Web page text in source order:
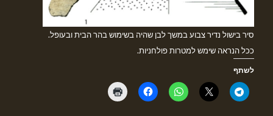
סיר בישול נדיר צבוע במשך לבן שהיה בשימוש בהר הבית ובעופל.
ככל הנראה שימש למטרות פולחניות.
לשתף